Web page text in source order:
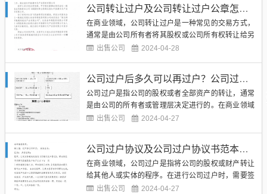
标、竞价等方式进行。在公司过户过程中，需要进行
相关的法律程序和手续，以...
公司转让过户及公司转让过户公章怎么处理
在商业领域，公司转让过户是一种常见的交易方式，
通常是由公司所有者将其股权或公司所有权转让给另
一方。这种交易可能是因为所有者决定退出公司，或
定。（图片来源网络，侵删）公司转让过户的程序通
常包括以下几个步骤：确定...
出售公司 2024-04-28
公司过户后多久可以再过户？公司过户后需要注意什么？
公司过户是指公司的股权或者全部资产的转让，通常
是由公司的所有者或管理层决定进行的。在商业领域
中，公司过户是一个常见的行为，可能是因为公司的
户后多久可以再过户？（图片来源网络，侵删）我们
需要明确一点，公司过户后...
出售公司 2024-04-27
公司过户协议及公司过户协议书范本图片
在商业领域，公司过户是指将公司的股权或财产转让
给其他人或实体的程序。在进行公司过户时，需要签
订公司过户协议，以明确双方的权利和义务，保障交
出售公司 2024-04-27